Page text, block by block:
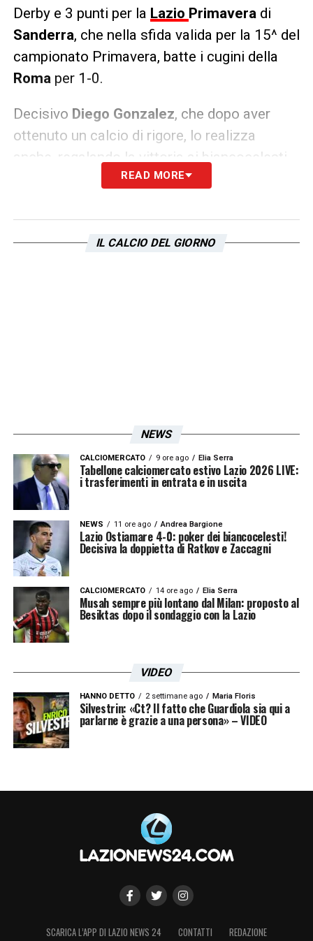
Derby e 3 punti per la Lazio Primaveradi
Sanderra, che nella sfida valida per la 15^ del
campionato Primavera, batte i cugini della
Roma per 1-0.
Decisivo Diego Gonzalez, che dopo aver
ottenuto un calcio di rigore, lo realizza
anche, regalando la vittoria ai biancocelesti.
READ MORE
IL CALCIO DEL GIORNO
NEWS
CALCIOMERCATO 9 ore ago Elia Serra
Tabellone calciomercato estivo Lazio 2026 LIVE:
i trasferimenti in entrata e in uscita
NEWS 11 ore ago Andrea Bargione
Lazio Ostiamare 4-0: poker dei biancocelesti!
Decisiva la doppietta di Ratkov e Zaccagni
CALCIOMERCATO 14 ore ago Elia Serra
Musah sempre più lontano dal Milan: proposto al
Besiktas dopo il sondaggio con la Lazio
VIDEO
HANNO DETTO 2 settimane ago Maria Floris
Silvestrin: «Ct? Il fatto che Guardiola sia qui a
parlarne è grazie a una persona» – VIDEO
SCARICA L’APP DI LAZIO NEWS 24 CONTATTI REDAZIONE